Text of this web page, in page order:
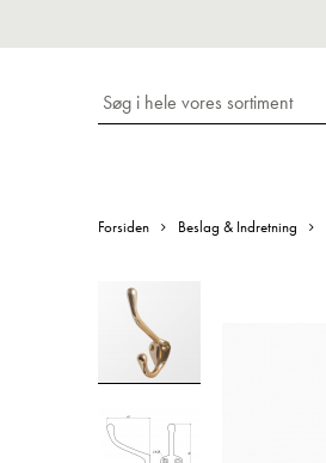
Forsiden Beslag & Indretning
slutningen
billedgalleriet